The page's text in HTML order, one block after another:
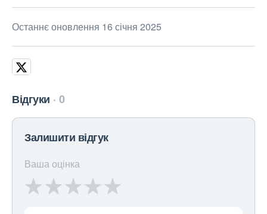
Останнє оновлення 16 січня 2025
Відгуки 0
Залишити відгук
Ваша оцінка